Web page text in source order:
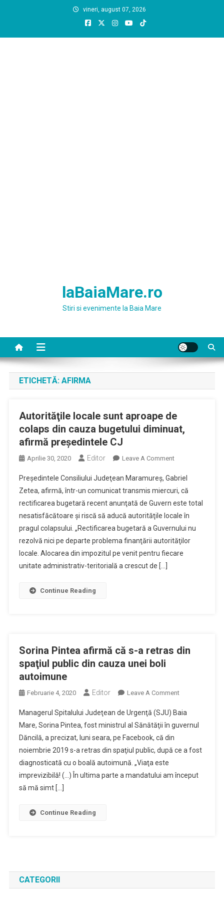
vineri, august 07, 2026
laBaiaMare.ro
Stiri si evenimente la Baia Mare
ETICHETĂ: AFIRMA
Autorităţile locale sunt aproape de
colaps din cauza bugetului diminuat,
afirmă preşedintele CJ
Aprilie 30, 2020 Editor Leave A CommentOn
Locale
Sunt
Aproape
De
Colaps
Din
Cauza
Preşedintele Consiliului Judeţean Maramureş, Gabriel
Zetea, afirmă, într-un comunicat transmis miercuri, că
rectificarea bugetară recent anunţată de Guvern este total
nesatisfăcătoare şi riscă să aducă autorităţile locale în
pragul colapsului. „Rectificarea bugetară a Guvernului nu
rezolvă nici pe departe problema finanţării autorităţilor
locale. Alocarea din impozitul pe venit pentru fiecare
unitate administrativ-teritorială a crescut de […]
Continue Reading
Sorina Pintea afirmă că s-a retras din
spaţiul public din cauza unei boli
autoimune
Februarie 4, 2020 Editor Leave A CommentOn
Pintea
Afirmă
S-
Retras
Managerul Spitalului Judeţean de Urgenţă (SJU) Baia
Mare, Sorina Pintea, fost ministrul al Sănătăţii în guvernul
Dăncilă, a precizat, luni seara, pe Facebook, că din
noiembrie 2019 s-a retras din spaţiul public, după ce a fost
diagnosticată cu o boală autoimună. „Viaţa este
imprevizibilă! (…) În ultima parte a mandatului am început
să mă simt […]
Continue Reading
CATEGORII